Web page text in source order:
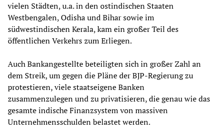
vielen Städten, u.a. in den ostindischen Staaten
Westbengalen, Odisha und Bihar sowie im
südwestindischen Kerala, kam ein großer Teil des
öffentlichen Verkehrs zum Erliegen.
Auch Bankangestellte beteiligten sich in großer Zahl an
dem Streik, um gegen die Pläne der BJP-Regierung zu
protestieren, viele staatseigene Banken
zusammenzulegen und zu privatisieren, die genau wie das
gesamte indische Finanzsystem von massiven
Unternehmensschulden belastet werden.